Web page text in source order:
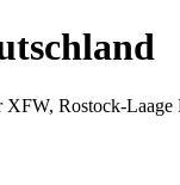
Rostock-